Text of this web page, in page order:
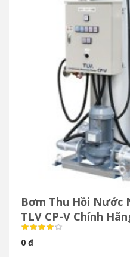
Bơm Thu Hồi Nước
TLV CP-V Chính
0 đ